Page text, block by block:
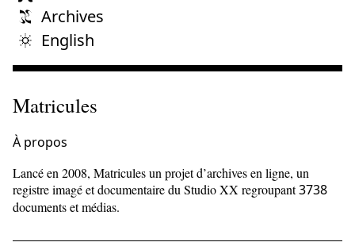
Archives
English
Matricules
À propos
Lancé en 2008, Matricules un projet d’archives en ligne, un
registre imagé et documentaire du Studio XX regroupant3738
documents et médias.